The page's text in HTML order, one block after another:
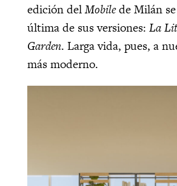
edición delMobilede Milán
última de sus versiones: La
Garden. Larga vida, pues, a
más moderno.